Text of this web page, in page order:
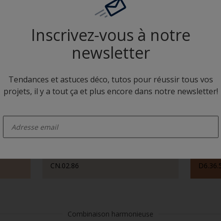
CN.02.86
Camaïeux
CN.02.86
Combinaison harmonieuse
Inscrivez-vous à notre
newsletter
Tendances et astuces déco, tutos pour réussir tous vos
projets, il y a tout ça et plus encore dans notre newsletter!